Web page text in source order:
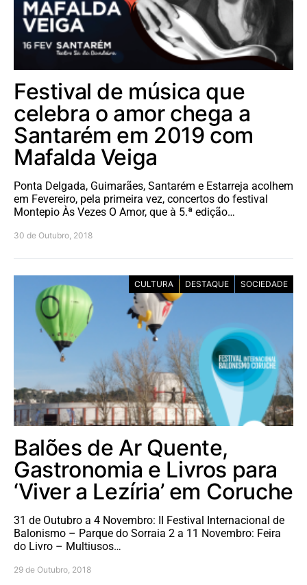
Festival de música que
celebra o amor chega a
Santarém em 2019 com
Mafalda Veiga
Ponta Delgada, Guimarães, Santarém e Estarreja acolhem
em Fevereiro, pela primeira vez, concertos do festival
Montepio Às Vezes O Amor, que à 5.ª edição…
30 de Outubro, 2018
CULTURA DESTAQUE SOCIEDADE
Balões de Ar Quente,
Gastronomia e Livros para
‘Viver a Lezíria’ em Coruche
31 de Outubro a 4 Novembro: II Festival Internacional de
Balonismo – Parque do Sorraia 2 a 11 Novembro: Feira
do Livro – Multiusos…
29 de Outubro, 2018